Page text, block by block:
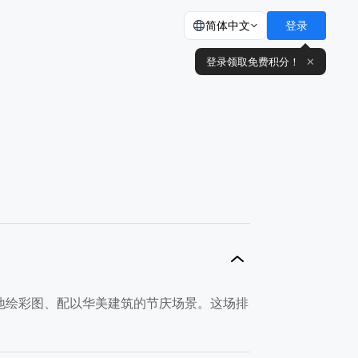
简体中文 登录
登录领取免费积分！ ✕
彩图、配以华美建筑的节庆场景。这场排